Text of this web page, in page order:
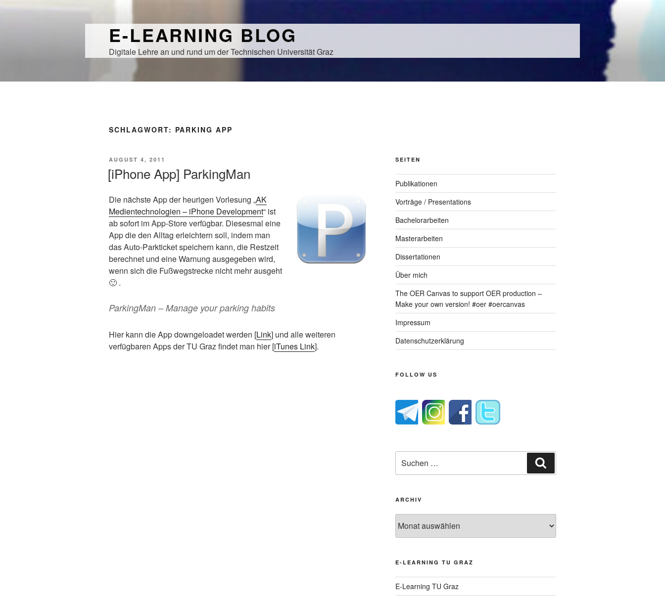
E-LEARNING BLOG
Digitale Lehre an und rund um der Technischen Universität Graz
SCHLAGWORT: PARKING APP
VERÖFFENTLICHT
AUGUST 4, 2011
[iPhone App] ParkingMan
Die nächste App der heurigen Vorlesung „AK
Medientechnologien – iPhone Development“ ist
ab sofort im App-Store verfügbar. Diesesmal eine
App die den Alltag erleichtern soll, indem man
das Auto-Parkticket speichern kann, die Restzeit
berechnet und eine Warnung ausgegeben wird,
wenn sich die Fußwegstrecke nicht mehr ausgeht
🙂 .
ParkingMan – Manage your parking habits
Hier kann die App downgeloadet werden [Link] und alle weiteren
verfügbaren Apps der TU Graz findet man hier [iTunes Link].
SEITEN
Publikationen
Vorträge / Presentations
Bachelorarbeiten
Masterarbeiten
Dissertationen
Über mich
The OER Canvas to support OER production –
Make your own version! #oer #oercanvas
Impressum
Datenschutzerklärung
FOLLOW US
nach:
ARCHIV
E-LEARNING TU GRAZ
E-Learning TU Graz